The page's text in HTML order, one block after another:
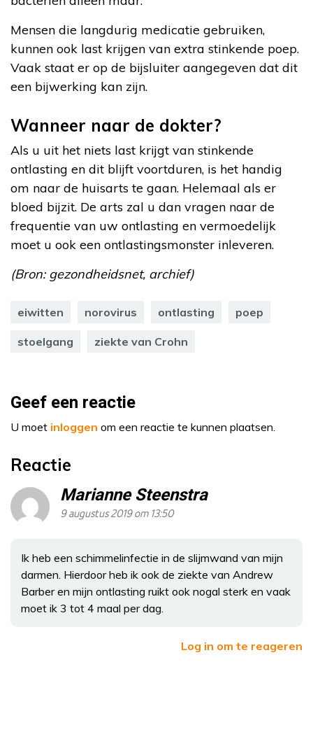
Mensen die langdurig medicatie gebruiken,
kunnen ook last krijgen van extra stinkende poep.
Vaak staat er op de bijsluiter aangegeven dat dit
een bijwerking kan zijn.
Wanneer naar de dokter?
Als u uit het niets last krijgt van stinkende
ontlasting en dit blijft voortduren, is het handig
om naar de huisarts te gaan. Helemaal als er
bloed bijzit. De arts zal u dan vragen naar de
frequentie van uw ontlasting en vermoedelijk
moet u ook een ontlastingsmonster inleveren.
(Bron: gezondheidsnet, archief)
eiwitten norovirus ontlasting poep
stoelgang ziekte van Crohn
Geef een reactie
U moet inloggen om een reactie te kunnen plaatsen.
Reactie
Marianne Steenstra
9 augustus 2019 om 13:50
Ik heb een schimmelinfectie in de slijmwand van mijn
darmen. Hierdoor heb ik ook de ziekte van Andrew
Barber en mijn ontlasting ruikt ook nogal sterk en vaak
moet ik 3 tot 4 maal per dag.
Log in om te reageren